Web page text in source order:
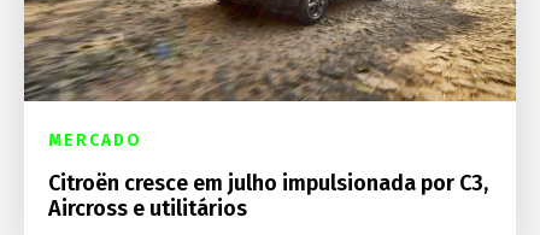
MERCADO
Citroën cresce em julho impulsionada por C3,
Aircross e utilitários